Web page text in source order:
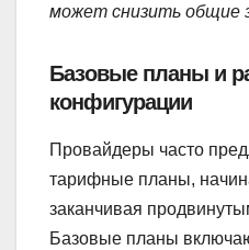
может снизить общие
Базовые планы и
конфигурации
Провайдеры часто
тарифные планы,
заканчивая
Базовые планы